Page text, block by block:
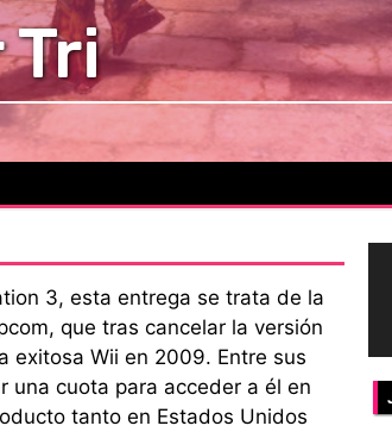
3, esta entrega se trata de la
que tras cancelar la versión
exitosa Wii en 2009. Entre sus
una cuota para acceder a él en
tanto en Estados Unidos